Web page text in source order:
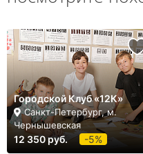
Городской Клуб «12К»
Санкт-Петербург, м.
Чернышевская
12 350 руб. -5%